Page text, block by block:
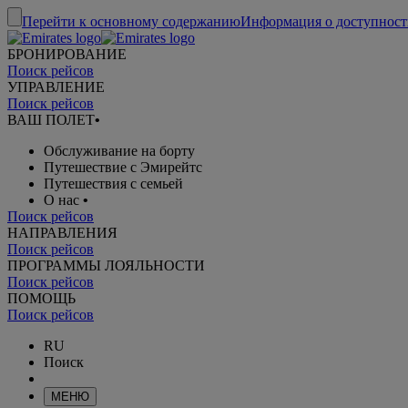
Перейти к основному содержаниюИнформация о
БРОНИРОВАНИЕ
Поиск рейсов
УПРАВЛЕНИЕ
Поиск рейсов
ВАШ ПОЛЕТ•
Обслуживание на борту
Путешествие с Эмирейтс
Путешествия с семьей
О нас •
Поиск рейсов
НАПРАВЛЕНИЯ
Поиск рейсов
ПРОГРАММЫ ЛОЯЛЬНОСТИ
Поиск рейсов
ПОМОЩЬ
Поиск рейсов
RU
Поиск
МЕНЮ